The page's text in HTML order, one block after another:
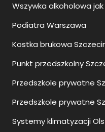
Wszywka alkoholowa
Podiatra Warszawa
Kostka brukowa
Punkt przedszkolny
Przedszkole prywatne
Przedszkole prywatne
Systemy klimatyzacji